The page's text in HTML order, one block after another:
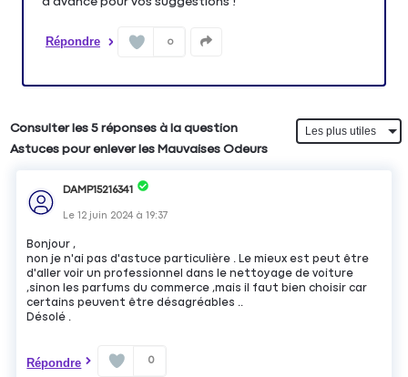
Répondre 0
Consulter les 5 réponses à la question
Astuces pour enlever les Mauvaises Odeurs
DAMP15216341
Le12 juin 2024 à19:37
Bonjour ,
non je n'ai pas d'astuce particulière . Le mieux est peut être
d'aller voir un professionnel dans le nettoyage de voiture
,sinon les parfums du commerce ,mais il faut bien choisir car
certains peuvent être désagréables ..
Désolé .
Répondre 0